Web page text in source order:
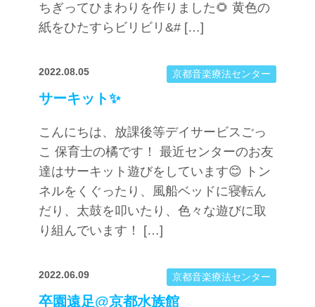
ちぎってひまわりを作りました🌻 黄色の
紙をひたすらビリビリ&# […]
2022.08.05 京都音楽療法センター
サーキット✨
こんにちは、放課後等デイサービスごっ
こ 保育士の橘です！ 最近センターのお友
達はサーキット遊びをしています😊 トン
ネルをくぐったり、風船ベッドに寝転ん
だり、太鼓を叩いたり、色々な遊びに取
り組んでいます！ […]
2022.06.09 京都音楽療法センター
卒園遠足@京都水族館